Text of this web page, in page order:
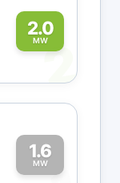
2.0
MW2
1.6
MW